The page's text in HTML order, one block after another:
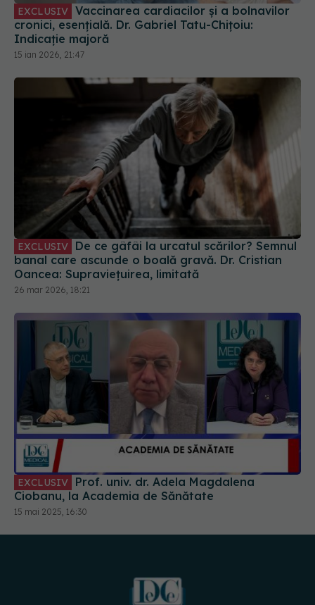
EXCLUSIV
cronici, esențială. Dr. Gabriel Tatu-Chițoiu:
Indicație majoră
15 ian 2026, 21:47
EXCLUSIV
banal care ascunde o boală gravă. Dr. Cristian
Oancea: Supraviețuirea, limitată
26 mar 2026, 18:21
EXCLUSIV
Ciobanu, la Academia de Sănătate
15 mai 2025, 16:30